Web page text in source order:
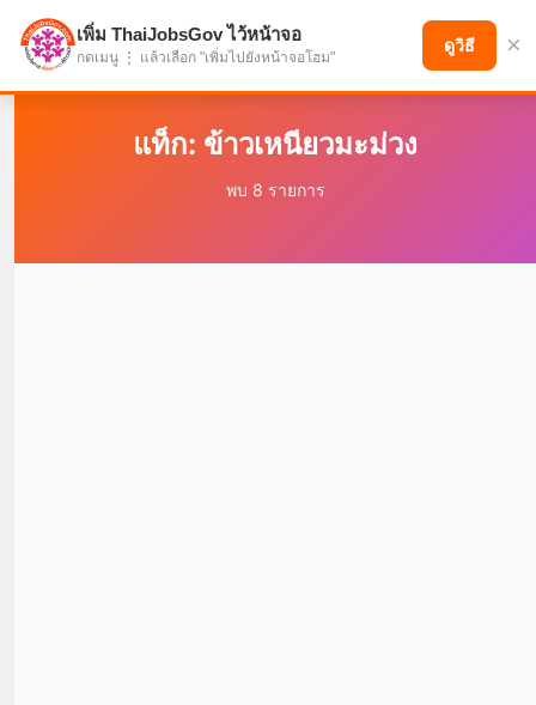
แบ่งปันโอกาส เพื่ออนาคตที่ก้าวหน้า
แท็ก: ข้าวเหนียวมะม่วง
พบ 8 รายการ
เพิ่ม ThaiJobsGov ไว้หน้าจอ
กดเมนู ⋮ แล้วเลือก "เพิ่มไปยังหน้าจอโฮม"
ดูวิธี ×